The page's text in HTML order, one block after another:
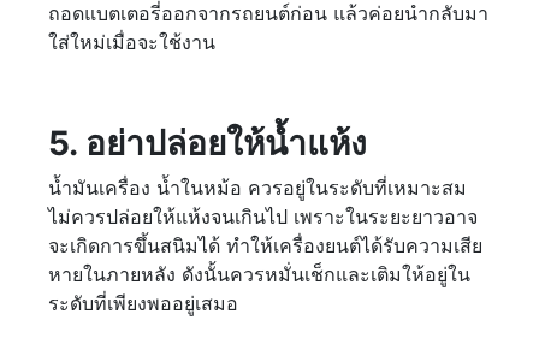
ถอดแบตเตอรี่ออกจากรถยนต์ก่อน แล้วค่อยนำกลับมา
ใส่ใหม่เมื่อจะใช้งาน
5. อย่าปล่อยให้น้ำแห้ง
น้ำมันเครื่อง น้ำในหม้อ ควรอยู่ในระดับที่เหมาะสม
ไม่ควรปล่อยให้แห้งจนเกินไป เพราะในระยะยาวอาจ
จะเกิดการขึ้นสนิมได้ ทำให้เครื่องยนต์ได้รับความเสีย
หายในภายหลัง ดังนั้นควรหมั่นเช็กและเติมให้อยู่ใน
ระดับที่เพียงพออยู่เสมอ